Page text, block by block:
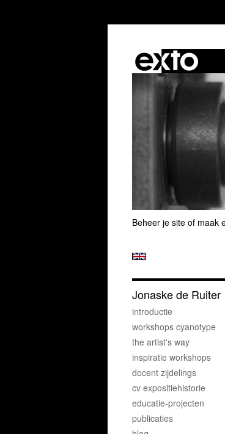
Beheer je site of maak
Jonaske de Ruiter
introductie
workshops cyanotype
the artist's way
inspiratie workshops
docent zijdelings
cv expositiehistorie
educatie-projecten
publicaties